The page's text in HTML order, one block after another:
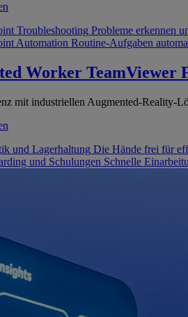
Troubleshooting Probleme erkennen
Automation Routine-Aufgaben
Worker TeamViewer
mit industriellen Augmented-Reality-
und Lagerhaltung Die Hände frei für
und Schulungen Schnelle